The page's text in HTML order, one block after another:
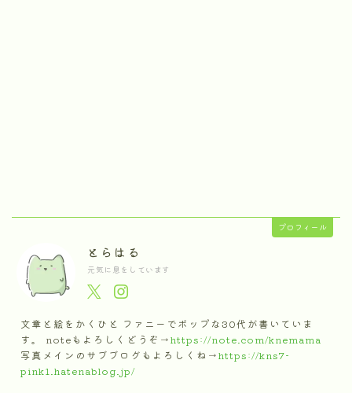
プロフィール
とらはる
元気に息をしています
文章と絵をかくひと ファニーでポップな30代が書いていま
す。 noteもよろしくどうぞ→https://note.com/knemama
写真メインのサブブログもよろしくね→https://kns7-
pink1.hatenablog.jp/